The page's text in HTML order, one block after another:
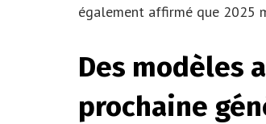
également affirmé que 2025
Des modèles
prochaine